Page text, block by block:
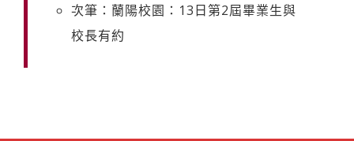
次筆：蘭陽校園：13日第2屆畢業生與
校長有約